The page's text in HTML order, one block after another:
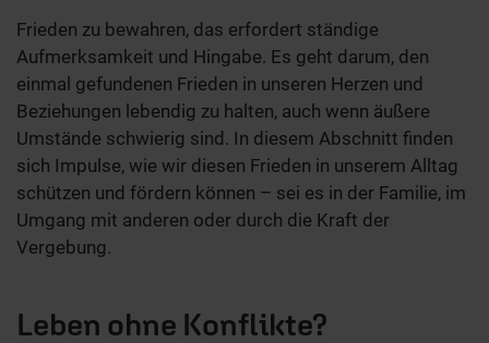
Frieden zu bewahren, das erfordert ständige
Aufmerksamkeit und Hingabe. Es geht darum, den
einmal gefundenen Frieden in unseren Herzen und
Beziehungen lebendig zu halten, auch wenn äußere
Umstände schwierig sind. In diesem Abschnitt finden
sich Impulse, wie wir diesen Frieden in unserem Alltag
schützen und fördern können – sei es in der Familie, im
Umgang mit anderen oder durch die Kraft der
Vergebung.
Leben ohne Konflikte?